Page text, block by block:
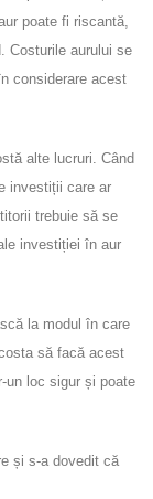
poate fi riscantă,
Costurile aurului se
considerare acest
alte lucruri. Când
investiții care ar
trebuie să se
investiției în aur
la modul în care
să facă acest
un loc sigur și poate
și s-a dovedit că